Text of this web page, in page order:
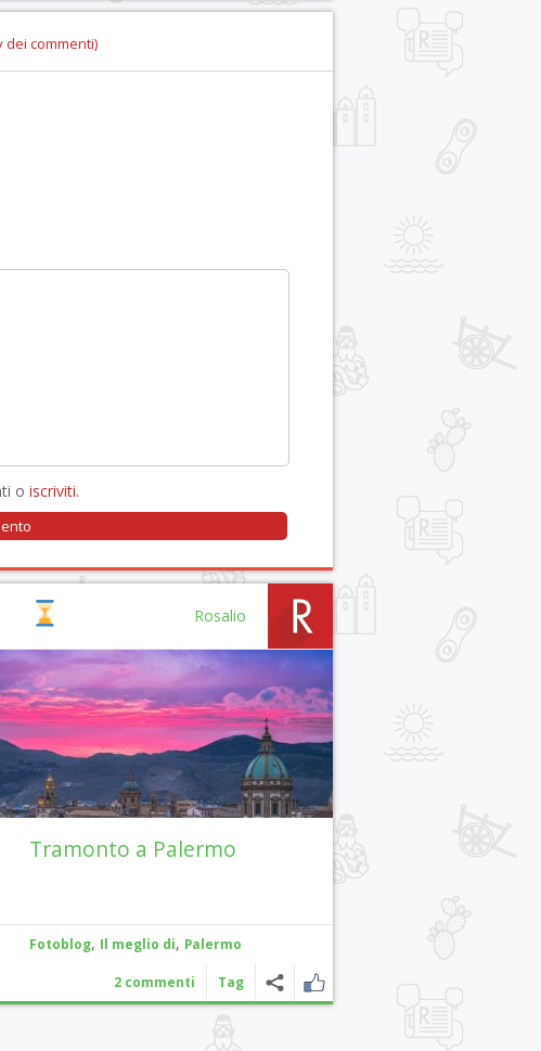
dei commenti)
o iscriviti.
Rosalio
Tramonto a Palermo
Fotoblog, Il meglio di, Palermo
2 commenti Tag